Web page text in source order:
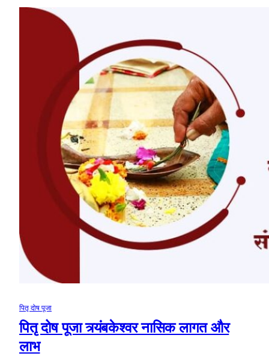
पितृ दोष पूजा
पितृ दोष पूजा त्र्यंबकेश्वर नासिक लागत और
लाभ